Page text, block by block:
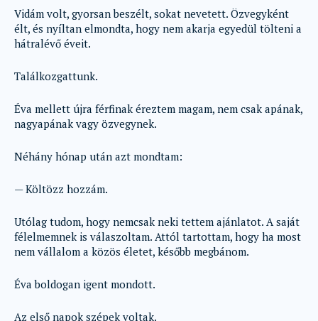
Vidám volt, gyorsan beszélt, sokat nevetett. Özvegyként
élt, és nyíltan elmondta, hogy nem akarja egyedül tölteni a
hátralévő éveit.
Találkozgattunk.
Éva mellett újra férfinak éreztem magam, nem csak apának,
nagyapának vagy özvegynek.
Néhány hónap után azt mondtam:
— Költözz hozzám.
Utólag tudom, hogy nemcsak neki tettem ajánlatot. A saját
félelmemnek is válaszoltam. Attól tartottam, hogy ha most
nem vállalom a közös életet, később megbánom.
Éva boldogan igent mondott.
Az első napok szépek voltak.